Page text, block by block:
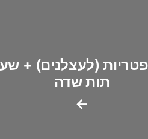
←
(לעצלנים) +
תות שדה